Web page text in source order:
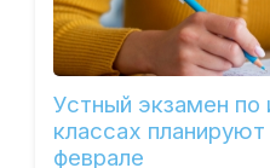
Устный экзамен по
классах
феврале